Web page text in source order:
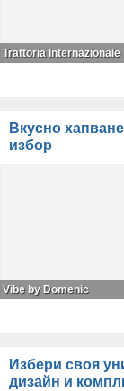
Trattoria Internazionale
Вкусно
избор
Vibe by Domenic
Избери своя
дизайн и